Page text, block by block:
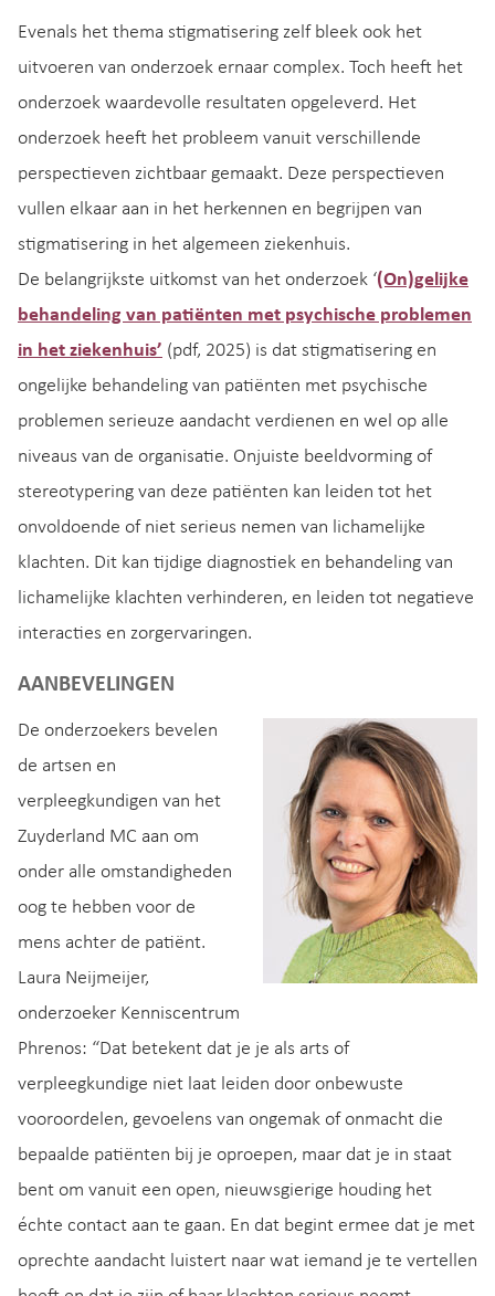
Evenals het thema stigmatisering zelf bleek ook het
uitvoeren van onderzoek ernaar complex. Toch heeft het
onderzoek waardevolle resultaten opgeleverd. Het
onderzoek heeft het probleem vanuit verschillende
perspectieven zichtbaar gemaakt. Deze perspectieven
vullen elkaar aan in het herkennen en begrijpen van
stigmatisering in het algemeen ziekenhuis.
De belangrijkste uitkomst van het onderzoek ‘(On)gelijke
behandeling van patiënten met psychische problemen
in het ziekenhuis’ (pdf, 2025) is dat stigmatisering en
ongelijke behandeling van patiënten met psychische
problemen serieuze aandacht verdienen en wel op alle
niveaus van de organisatie. Onjuiste beeldvorming of
stereotypering van deze patiënten kan leiden tot het
onvoldoende of niet serieus nemen van lichamelijke
klachten. Dit kan tijdige diagnostiek en behandeling van
lichamelijke klachten verhinderen, en leiden tot negatieve
interacties en zorgervaringen.
AANBEVELINGEN
De onderzoekers bevelen
de artsen en
verpleegkundigen van het
Zuyderland MC aan om
onder alle omstandigheden
oog te hebben voor de
mens achter de patiënt.
Laura Neijmeijer,
onderzoeker Kenniscentrum
Phrenos: “Dat betekent dat je je als arts of
verpleegkundige niet laat leiden door onbewuste
vooroordelen, gevoelens van ongemak of onmacht die
bepaalde patiënten bij je oproepen, maar dat je in staat
bent om vanuit een open, nieuwsgierige houding het
échte contact aan te gaan. En dat begint ermee dat je met
oprechte aandacht luistert naar wat iemand je te vertellen